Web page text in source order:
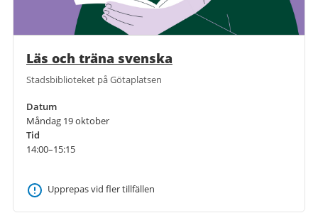
Läs och träna svenska
Stadsbiblioteket på Götaplatsen
Datum
Måndag 19 oktober
Tid
14:00–15:15
Upprepas vid fler tillfällen